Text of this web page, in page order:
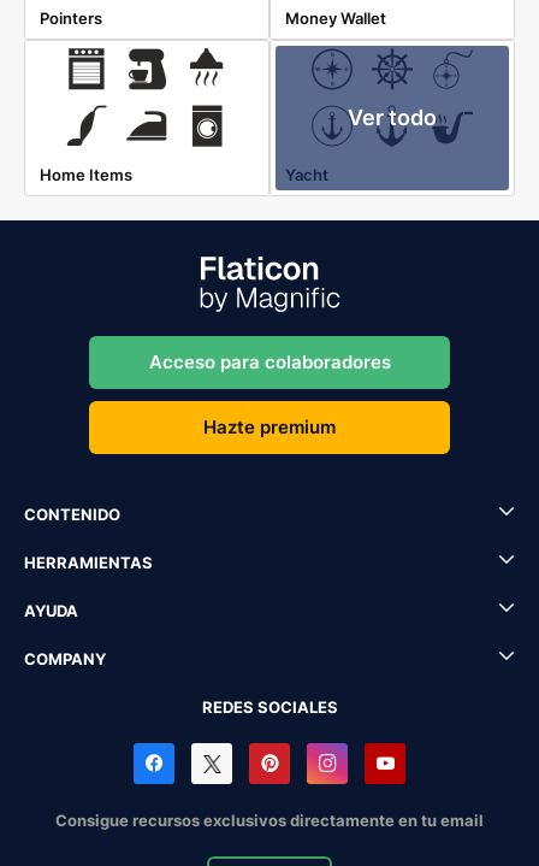
Pointers Money Wallet
Home Items
Ver todo
Yacht
Acceso para colaboradores
Hazte premium
CONTENIDO
HERRAMIENTAS
AYUDA
COMPANY
REDES SOCIALES
Consigue recursos exclusivos directamente en tu email